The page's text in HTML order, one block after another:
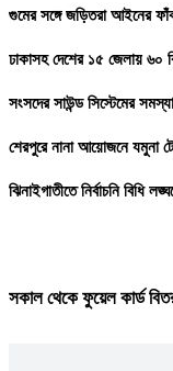
গুমের সঙ্গে জড়িতরা আইনের
ঢাকাসহ দেশের ১৫ জেলায় ৬০
সংসদের সাউন্ড সিস্টেমের
শেরপুরে নানা আয়োজনে যমুনা
ঝিনাইগাতীতে নির্বাচনি বিধি
সকাল থেকে ফুয়েল কার্ড